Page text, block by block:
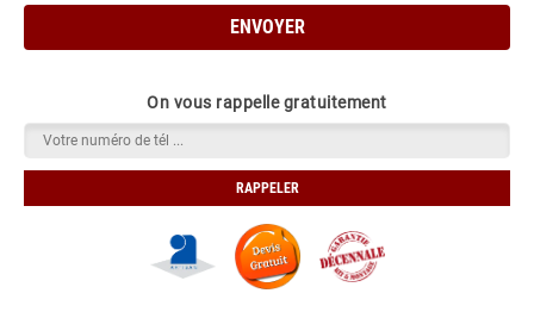
On vous rappelle gratuitement